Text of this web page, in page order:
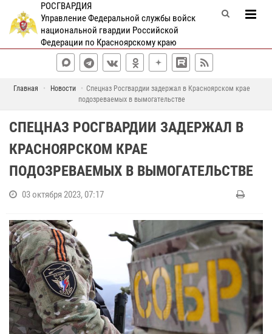
РОСГВАРДИЯ
Управление Федеральной службы войск
национальной гвардии Российской
Федерации по Красноярскому краю
Главная Новости
Спецназ Росгвардии задержал в Красноярском крае
подозреваемых в вымогательстве
СПЕЦНАЗ РОСГВАРДИИ ЗАДЕРЖАЛ В
КРАСНОЯРСКОМ КРАЕ
ПОДОЗРЕВАЕМЫХ В ВЫМОГАТЕЛЬСТВЕ
03 октября 2023, 07:17